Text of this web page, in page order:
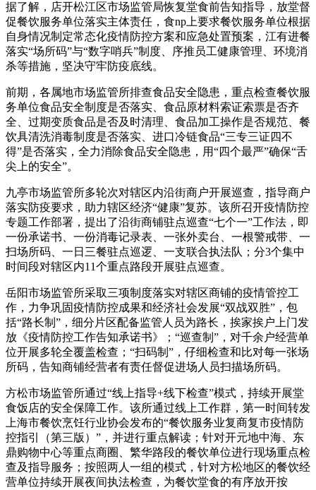
据了解，店开松江区市场监管局恢复堂食前告知指导，放堂督
促餐饮服务单位落实主体责任，食np上要求餐饮服务单位根据
自身情况制定常态化疫情防控方案和应急处置预案，江有进餐
落实“场所码”与“数字哨兵”制度、序推员工健康管理、环境消
杀等措施，坚决守牢防疫底线。
前期，各属地市场监管所排查食品安全隐患，重点检查餐饮服
务单位食品安全制度是否落实、食品原材料索证索票是否齐
全、过期变质食品是否及时清理、食品加工操作是否规范、餐
饮具清洗消毒制度是否落实、进口冷链食品“三专三证四不
得”是否落实，全力消除食品安全隐患，用“四个最严”确保“舌
尖上的安全”。
九亭市场监管所多轮次对辖区内沿街商户开展巡查，指导商户
落实防疫要求，助力辖区经济“健康”复苏。该所召开疫情防控
专题工作部署，提出了沿街商铺驻点巡查“七个一”工作法，即
一份承诺书、一份消毒记录表、一张外卖台、一根警戒带、一
扫场所码、一日三餐驻点巡逻、一支联合执法队；分3个集中
时间段对辖区内11个重点路段开展驻点巡查。
岳阳市场监管所采取三项制度落实对辖区商铺的疫情管控工
作，力争巩固疫情防控成果和经济社会发展“双战双胜”，包
括“路长制”，细分片区配备监管人员为路长，挨家挨户上门发
放《疫情防控工作告知承诺书》；“巡查制”，对千余户经营单
位开展多轮全覆盖检查；“扫码制”，仔细检查和比对每一张场
所码，告知商铺经营者有责任督促进场人员扫描场所码。
方松市场监管所通过“线上指导+线下检查”模式，持续开展堂
食饭店的安全保障工作。该所通过线上工作群，第一时间转发
上海市餐饮烹饪行业协会发布的“餐饮服务业复商复市疫情防
控指引（第三版）”，并进行重点解读；针对开元地中海、东
鼎购物中心等重点商圈、繁华路段的餐饮单位进行现场重点检
查及指导服务；按照两人一组的模式，针对方松地区的餐饮经
营单位持续开展夜间执法检查，为餐饮堂食的有序放开按